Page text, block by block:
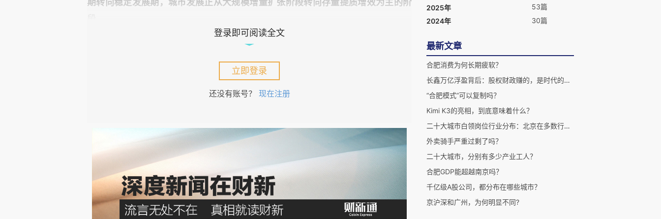
期转向稳定发展期，城市发展正从大规模增量扩张阶段转向存量提质增效为主的阶
更好的原材料，有更漂亮的外观，更好的口感，从而实现更大的价值。
具体怎么做，我注意到三个有意思的信号。
第一点信号，就是要“分类”。其实房地产市场本身就是一个要“分类”的市场，不
同线级城市的楼市属性天然不同，城市化的进程当然也是如此。在城市化高速推进
的时期，不管什么线级的城市都是大干快上，许多县城也是高楼大厦、大广场、大
马路、双向十车道，这就是没有“分类”的产物。
这一次的文件提“分类”，对超大特大城市是利好。
五年前的“十四五规划”在提到
登录即可阅读全文
立即登录
还没有账号？ 现在注册
2025年
53篇
2024年
30篇
最新文章
合肥消费为何长期疲软？
长鑫万亿浮盈背后：股权财政赚的，是时代的超额收益
“合肥模式”可以复制吗？
Kimi K3的亮相，到底意味着什么？
二十大城市白领岗位行业分布：北京在多数行业显著领先
外卖骑手严重过剩了吗？
二十大城市，分别有多少产业工人？
合肥GDP能超越南京吗？
千亿级A股公司，都分布在哪些城市？
京沪深和广州，为何明显不同?